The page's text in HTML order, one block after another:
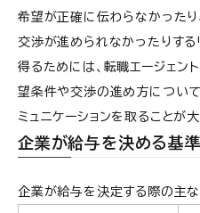
希望が正確に伝わらなかったり
交渉が進められなかったりする
得るためには、転職エージェン
望条件や交渉の進め方につい
ミュニケーションを取ることが大
企業が給与を決める基
企業が給与を決定する際の主な